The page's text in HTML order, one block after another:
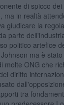
di spicco
ma in realtà
giudicare la
parte
politico artefice
ma è
molte ONG che
diritto
tra